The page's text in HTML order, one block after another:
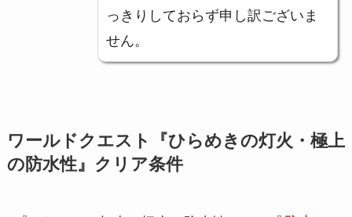
っきりしておらず申し訳ございま
せん。
ワールドクエスト『ひらめきの灯火・極上
の防水性』クリア条件